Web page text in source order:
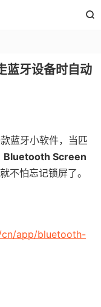

牙设备时自动
蓝牙小软件，当匹
Bluetooth Screen
不怕忘记锁屏了。
app/bluetooth-